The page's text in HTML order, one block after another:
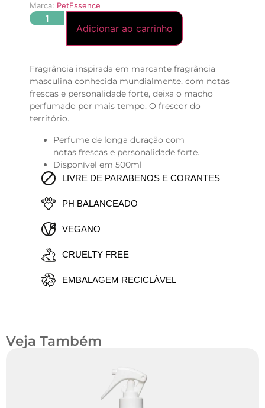
Marca: PetEssence
Adicionar ao carrinho
Fragrância inspirada em marcante fragrância
masculina conhecida mundialmente, com notas
frescas e personalidade forte, deixa o macho
perfumado por mais tempo. O frescor do
território.
Perfume de longa duração com
notas frescas e personalidade forte.
Disponível em 500ml
LIVRE DE PARABENOS E CORANTES
PH BALANCEADO
VEGANO
CRUELTY FREE
EMBALAGEM RECICLÁVEL
Veja Também